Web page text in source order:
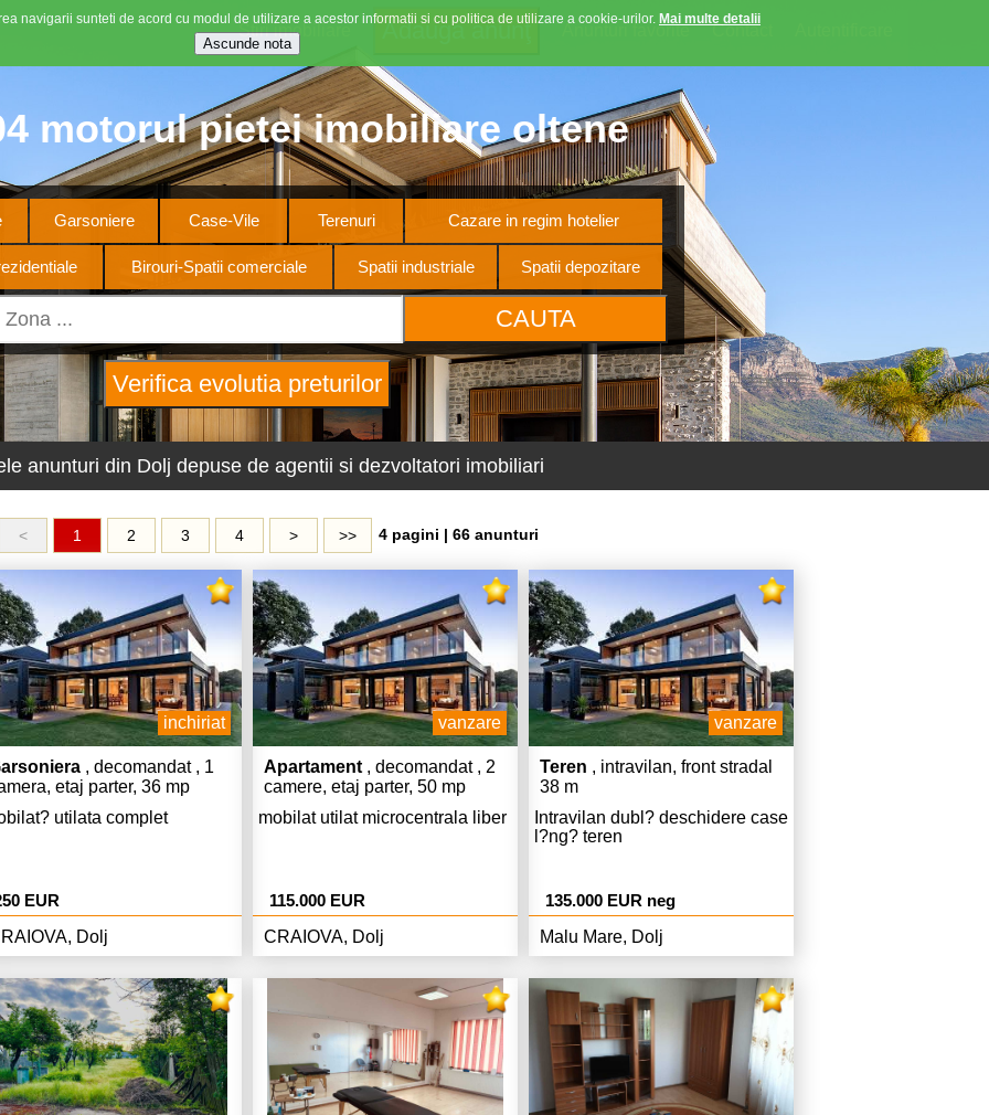
Contact
Anunturi favorite
Stiri imobiliare
motorul pietei imobiliare oltene
Garsoniere Case-Vile Terenuri Cazare in regim hotelier
Birouri-Spatii comerciale Spatii industriale Spatii depozitare
anunturi din Dolj depuse de agentii si dezvoltatori imobiliari
< 1 2 3 4 > >> 4 pagini | 66 anunturi
inchiriat
, decomandat , 1
etaj parter, 36 mp
utilata complet
EUR
Dolj
vanzare
Apartament , decomandat , 2
camere, etaj parter, 50 mp
mobilat utilat microcentrala liber
115.000 EUR
CRAIOVA, Dolj
vanzare
Teren , intravilan, front stradal
38 m
Intravilan dubl? deschidere case
l?ng? teren
135.000 EUR neg
Malu Mare, Dolj
navigarii sunteti de acord cu modul de utilizare a acestor informatii si cu politica de utilizare a cookie-urilor. Mai multe detalii